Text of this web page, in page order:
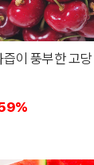
이 풍부한 고당